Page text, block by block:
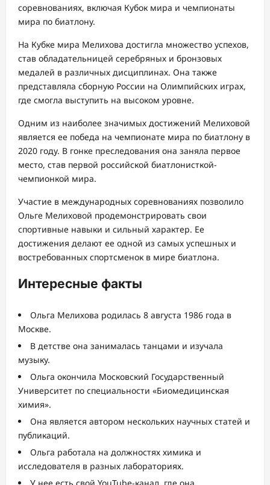
соревнованиях, включая Кубок мира и чемпионаты
мира по биатлону.
На Кубке мира Мелихова достигла множество успехов,
став обладательницей серебряных и бронзовых
медалей в различных дисциплинах. Она также
представляла сборную России на Олимпийских играх,
где смогла выступить на высоком уровне.
Одним из наиболее значимых достижений Мелиховой
является ее победа на чемпионате мира по биатлону в
2020 году. В гонке преследования она заняла первое
место, став первой российской биатлонисткой-
чемпионкой мира.
Участие в международных соревнованиях позволило
Ольге Мелиховой продемонстрировать свои
спортивные навыки и сильный характер. Ее
достижения делают ее одной из самых успешных и
востребованных спортсменок в мире биатлона.
Интересные факты
Ольга Мелихова родилась 8 августа 1986 года в
Москве.
В детстве она занималась танцами и изучала
музыку.
Ольга окончила Московский Государственный
Университет по специальности «Биомедицинская
химия».
Она является автором нескольких научных статей и
публикаций.
Ольга работала на должностях химика и
исследователя в разных лабораториях.